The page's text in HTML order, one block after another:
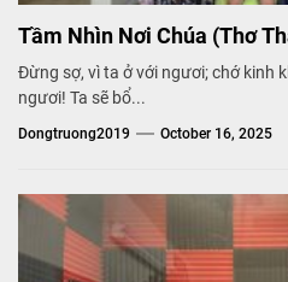
Tầm Nhìn Nơi Chúa (Thơ
Đừng sợ, vì ta ở với ngươi; chớ kinh
ngươi! Ta sẽ bổ...
Dongtruong2019 October 16, 2025